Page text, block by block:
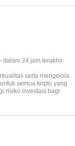
dalam 24 jam terakhir.
serta mengelola
semua kripto yang
risiko investasi bagi